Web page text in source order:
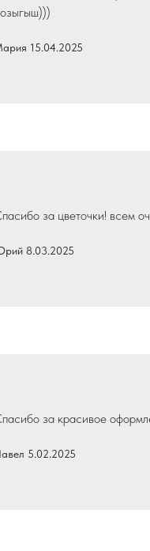
15.04.2025
за цветочки! всем
8.03.2025
за красивое
5.02.2025